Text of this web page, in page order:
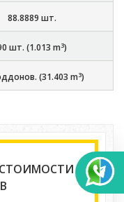
88.8889 шт.
шт. (1.013 m3)
(31.403 m3)
СТОИМОСТИ